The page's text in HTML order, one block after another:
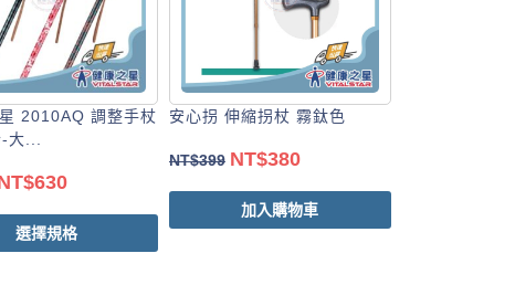
2010AQ 調整手杖
大...
630
選擇規格
安心拐 伸縮拐杖 霧鈦色
NT$399 NT$380
加入購物車